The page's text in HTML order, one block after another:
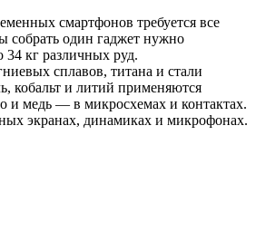
смартфонов требуется все
собрать один гаджет нужно
34 кг различных руд.
сплавов, титана и стали
кобальт и литий применяются
и медь — в микросхемах и контактах.
экранах, динамиках и микрофонах.